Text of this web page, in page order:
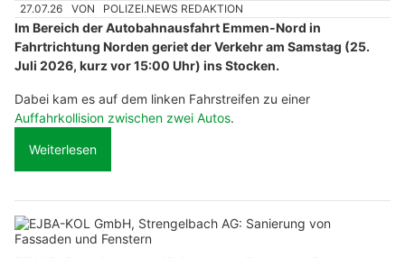
27.07.26 VON POLIZEI.NEWS REDAKTION
Im Bereich der Autobahnausfahrt Emmen-Nord in
Fahrtrichtung Norden geriet der Verkehr am Samstag (25.
Juli 2026, kurz vor 15:00 Uhr) ins Stocken.
Dabei kam es auf dem linken Fahrstreifen zu einer
Auffahrkollision zwischen zwei Autos.
Weiterlesen